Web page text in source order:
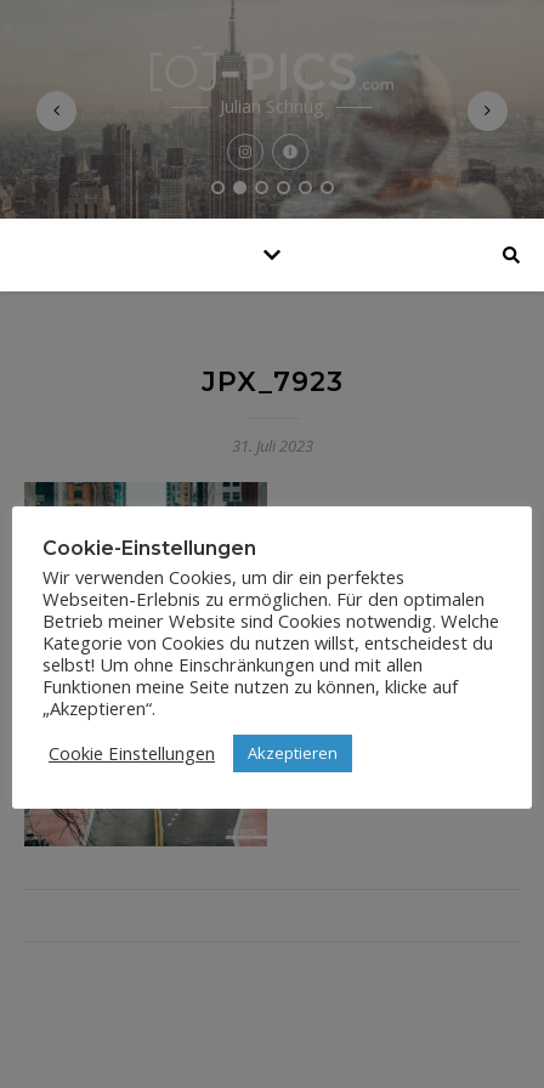
Julian Schnug
JPX_7923
31. Juli 2023
Cookie-Einstellungen
Wir verwenden Cookies, um dir ein perfektes
Webseiten-Erlebnis zu ermöglichen. Für den optimalen
Betrieb meiner Website sind Cookies notwendig. Welche
Kategorie von Cookies du nutzen willst, entscheidest du
selbst! Um ohne Einschränkungen und mit allen
Funktionen meine Seite nutzen zu können, klicke auf
„Akzeptieren“.
Cookie Einstellungen
Akzeptieren